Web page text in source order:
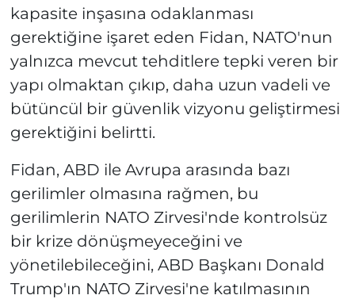
kapasite inşasına odaklanması
gerektiğine işaret eden Fidan, NATO'nun
yalnızca mevcut tehditlere tepki veren bir
yapı olmaktan çıkıp, daha uzun vadeli ve
bütüncül bir güvenlik vizyonu geliştirmesi
gerektiğini belirtti.
Fidan, ABD ile Avrupa arasında bazı
gerilimler olmasına rağmen, bu
gerilimlerin NATO Zirvesi'nde kontrolsüz
bir krize dönüşmeyeceğini ve
yönetilebileceğini, ABD Başkanı Donald
Trump'ın NATO Zirvesi'ne katılmasının